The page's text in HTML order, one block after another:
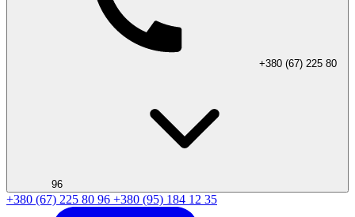
+380 (67) 225 80
96
+380 (67) 225 80 96 +380 (95) 184 12 35